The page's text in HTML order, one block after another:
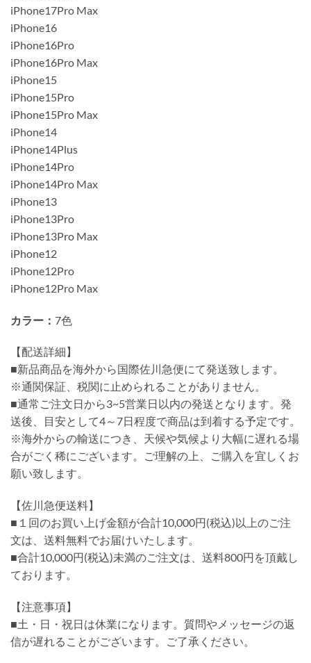
iPhone17Pro Max
iPhone16
iPhone16Pro
iPhone16Pro Max
iPhone15
iPhone15Pro
iPhone15Pro Max
iPhone14
iPhone14Plus
iPhone14Pro
iPhone14Pro Max
iPhone13
iPhone13Pro
iPhone13Pro Max
iPhone12
iPhone12Pro
iPhone12Pro Max
カラー： 7色
【配送詳細】
■新品商品を海外から国際佐川急便にて発送致します。
※通関保証、税関に止められることがありません。
■通常ご注文日から3~5営業日以内の発送となります。発
送後、目安として4～7日程度で商品は到着する予定です。
※海外からの輸送につき、天候や気候より大幅に遅れる場
合がごく稀にございます。ご理解の上、ご購入を宜しくお
願い致します。
【佐川急便送料】
■１回のお買い上げ金額が合計10,000円(税込)以上のご注
文は、送料無料でお届けいたします。
■合計10,000円(税込)未満のご注文は、送料800円を頂戴し
ております。
【注意事項】
■土・日・祝日は休業になります。質問やメッセージの返
信が遅れることがございます。ご了承ください。